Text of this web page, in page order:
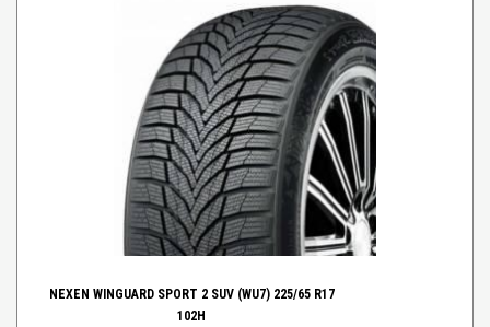
NEXEN WINGUARD SPORT 2 SUV (WU7) 225/65 R17
102H